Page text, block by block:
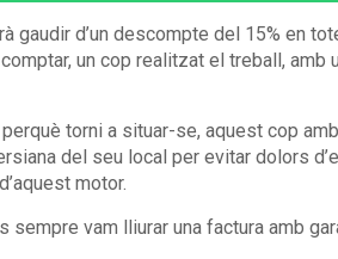
d’un descompte del 15% en
un cop realitzat el treball, amb
torni a situar-se, aquest cop
del seu local per evitar dolors
motor.
vam lliurar una factura amb